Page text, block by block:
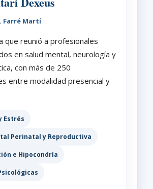
Farré Martí
que reunió a profesionales
en salud mental, neurología y
con más de 250
entre modalidad presencial y
Estrés
Perinatal y Reproductiva
e Hipocondría